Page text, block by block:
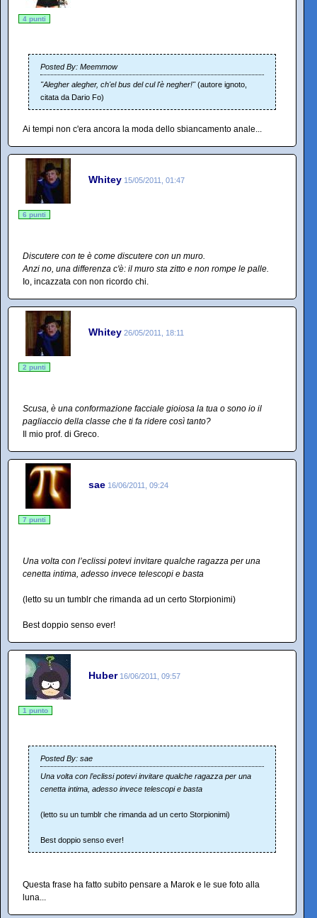
4 punti
Posted By: Meemmow
"Alegher alegher, ch'el bus del cul l'è negher!"(autore ignoto,
citata da Dario Fo)
Ai tempi non c'era ancora la moda dello sbiancamento anale...
Whitey 15/05/2011, 01:47
6 punti
Discutere con te è come discutere con un muro.
Anzi no, una differenza c'è: il muro sta zitto e non rompe le palle.
Io, incazzata con non ricordo chi.
Whitey 26/05/2011, 18:11
2 punti
Scusa, è una conformazione facciale gioiosa la tua o sono io il
pagliaccio della classe che ti fa ridere così tanto?
Il mio prof. di Greco.
sae 16/06/2011, 09:24
7 punti
Una volta con l’eclissi potevi invitare qualche ragazza per una
cenetta intima, adesso invece telescopi e basta
(letto su un tumblr che rimanda ad un certo Storpionimi)
Best doppio senso ever!
Huber 16/06/2011, 09:57
1 punto
Posted By: sae
Una volta con l’eclissi potevi invitare qualche ragazza per una
cenetta intima, adesso invece telescopi e basta
(letto su un tumblr che rimanda ad un certo Storpionimi)
Best doppio senso ever!
Questa frase ha fatto subito pensare a Marok e le sue foto alla
luna...